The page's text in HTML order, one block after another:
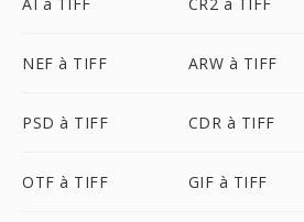
NEF à TIFF ARW à TIFF
PSD à TIFF CDR à TIFF
OTF à TIFF GIF à TIFF